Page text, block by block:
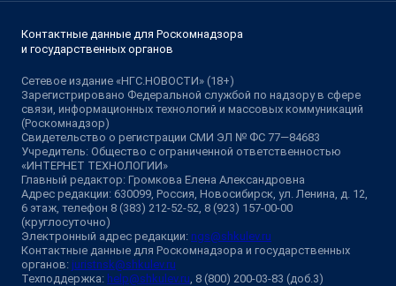
Контактные данные для Роскомнадзора
и государственных органов
Сетевое издание «НГС.НОВОСТИ» (18+)
Зарегистрировано Федеральной службой по надзору в сфере
связи, информационных технологий и массовых коммуникаций
(Роскомнадзор)
Свидетельство о регистрации СМИ ЭЛ № ФС 77—84683
Учредитель: Общество с ограниченной ответственностью
«ИНТЕРНЕТ ТЕХНОЛОГИИ»
Главный редактор: Громкова Елена Александровна
Адрес редакции: 630099, Россия, Новосибирск, ул. Ленина, д. 12,
6 этаж, телефон 8 (383) 212-52-52, 8 (923) 157-00-00
(круглосуточно)
Электронный адрес редакции: ngs@shkulev.ru
Контактные данные для Роскомнадзора и государственных
органов: juristnsk@shkulev.ru
Техподдержка: help@shkulev.ru , 8 (800) 200-03-83 (доб.3)